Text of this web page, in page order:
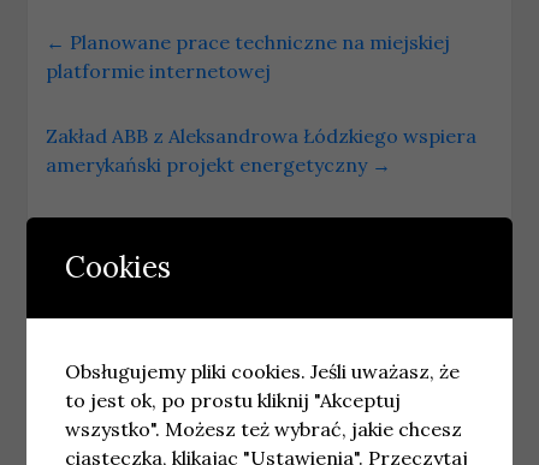
← Planowane prace techniczne na miejskiej
platformie internetowej
Zakład ABB z Aleksandrowa Łódzkiego wspiera
amerykański projekt energetyczny →
Podobne wpisy
Cookies
Obsługujemy pliki cookies. Jeśli uważasz, że
to jest ok, po prostu kliknij "Akceptuj
wszystko". Możesz też wybrać, jakie chcesz
ciasteczka, klikając "Ustawienia". Przeczytaj